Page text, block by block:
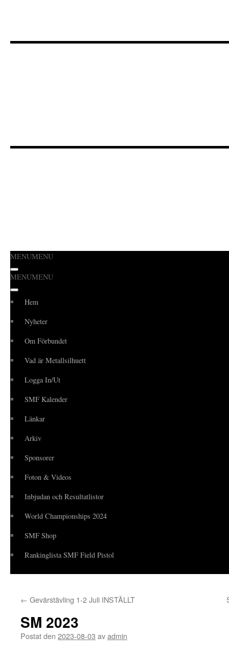
Hoppa
till
innehåll
MENUMENU
MENUMENU
Hem
Nyheter
Om Förbundet
Vad är Metallsilhuett
Logga In/Ut
SMF Kalender
Länkar
Arkiv
Sponsorer
Foton & Videos
Inbjudan och Resultatlistor
World Championships 2024
SMF Shop
Rankinglista SMF Field Pistol
← Gevärstävling 1-2 Juli INSTÄLLT
SM 2023
Postat den 2023-08-03 avadmin